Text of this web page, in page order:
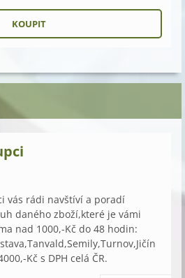
vás rádi navštíví a poradí
daného zboží,které je vámi
nad 1000,-Kč do 48 hodin:
Kč s DPH celá ČR.